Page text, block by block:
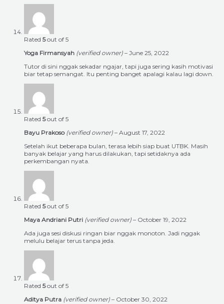
Rated 5out of 5
Yoga Firmansyah (verified owner) – June 25, 2022
Tutor di sini nggak sekadar ngajar, tapi juga sering kasih motivasi
biar tetap semangat. Itu penting banget apalagi kalau lagi down.
Rated 5out of 5
Bayu Prakoso (verified owner) – August 17, 2022
Setelah ikut beberapa bulan, terasa lebih siap buat UTBK. Masih
banyak belajar yang harus dilakukan, tapi setidaknya ada
perkembangan nyata.
Rated 5out of 5
Maya Andriani Putri (verified owner) – October 19, 2022
Ada juga sesi diskusi ringan biar nggak monoton. Jadi nggak
melulu belajar terus tanpa jeda.
Rated 5out of 5
Aditya Putra (verified owner) – October 30, 2022